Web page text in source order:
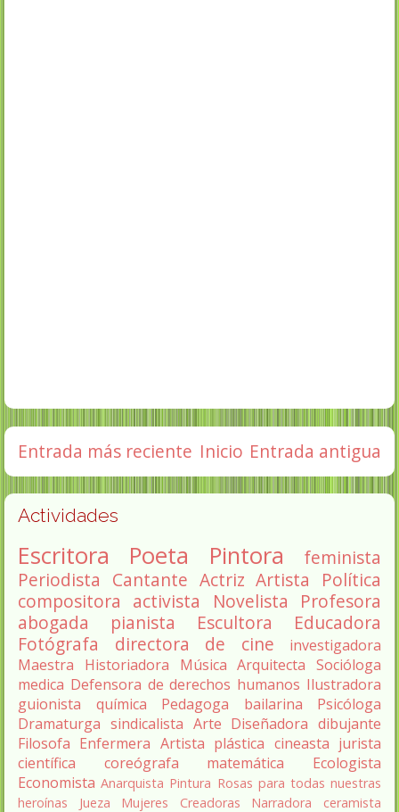
Entrada más reciente Entrada antigua
Inicio
Actividades
Escritora Poeta Pintora
feminista
Periodista Cantante Actriz Artista
Política
compositora activista Novelista
Profesora
abogada
pianista Escultora
Educadora
Fotógrafa
directora de cine
investigadora
Maestra
Historiadora Música Arquitecta Socióloga
medica Defensora de derechos humanos Ilustradora
guionista
química Pedagoga bailarina
Psicóloga
Dramaturga sindicalista Arte Diseñadora dibujante
Filosofa Enfermera Artista plástica cineasta jurista
científica
coreógrafa matemática
Ecologista
Economista Anarquista Pintura Rosas para todas nuestras
heroínas
Jueza Mujeres Creadoras Narradora
ceramista